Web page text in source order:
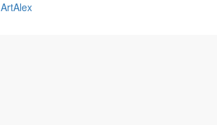
ArtAlex